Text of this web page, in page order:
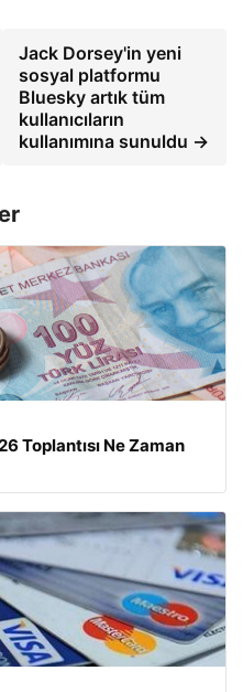
Jack Dorsey'in yeni
sosyal platformu
Bluesky artık tüm
kullanıcıların
kullanımına sunuldu →
Toplantısı Ne Zaman